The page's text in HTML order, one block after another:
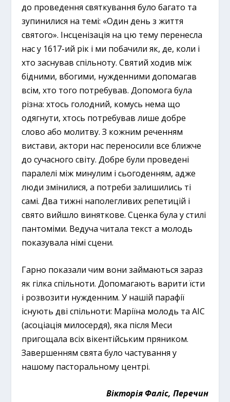
до проведення святкування було багато та
зупинилися на темі: «Один день з життя
святого». Інсценізація на цю тему перенесла
нас у 1617-ий рік і ми побачили як, де, коли і
хто заснував спільноту. Святий ходив між
бідними, вбогими, нужденними допомагав
всім, хто того потребував. Допомога була
різна: хтось голодний, комусь нема що
одягнути, хтось потребував лише добре
слово або молитву. З кожним реченням
вистави, актори нас переносили все ближче
до сучасного світу. Добре були проведені
паралелі між минулим і сьогоденням, адже
люди змінилися, а потреби залишились ті
самі. Два тижні наполегливих репетицій і
свято вийшло виняткове. Сценка була у стилі
пантоміми. Ведуча читала текст а молодь
показувала німі сцени.
Гарно показали чим вони займаються зараз
як гілка спільноти. Допомагають варити їсти
і розвозити нужденним. У нашій парафії
існують дві спільноти: Маріїна молодь та АІС
(асоціація милосердя), яка після Меси
пригощала всіх вікентійським пряником.
Завершенням свята було частування у
нашому пасторальному центрі.
Вікторія Фаліс, Перечин